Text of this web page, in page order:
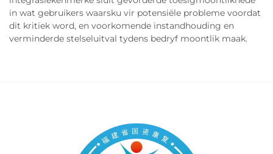
in wat gebruikers waarsku vir potensiële probleme voordat
dit kritiek word, en voorkomende instandhouding en
verminderde stelseluitval tydens bedryf moontlik maak.